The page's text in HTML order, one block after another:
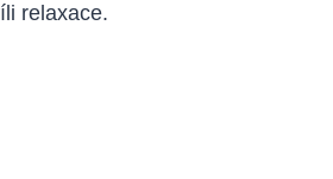
relaxace.